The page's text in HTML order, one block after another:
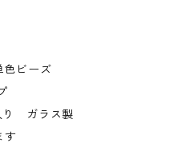
ビーズ
ガラス製
す